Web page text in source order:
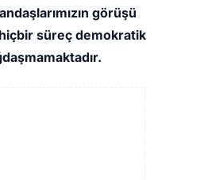
görüşü
süreç demokratik